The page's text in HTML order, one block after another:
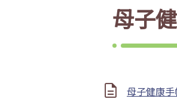
母子
母子健康